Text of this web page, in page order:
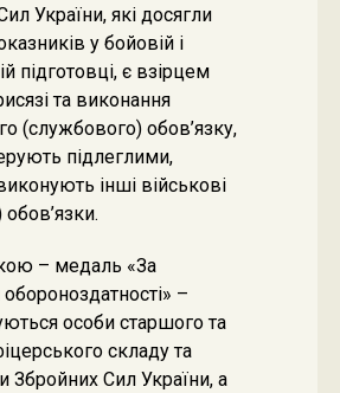
України, які досягли
у бойовій і
підготовці, є взірцем
та виконання
(службового) обов’язку,
підлеглими,
інші військові
– медаль «За
–
особи старшого та
складу та
Збройних Сил України, а